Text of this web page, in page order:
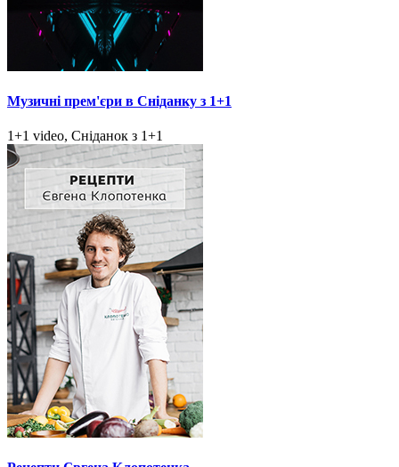
Музичні прем'єри в Сніданку з 1+1
1+1 video, Сніданок з 1+1